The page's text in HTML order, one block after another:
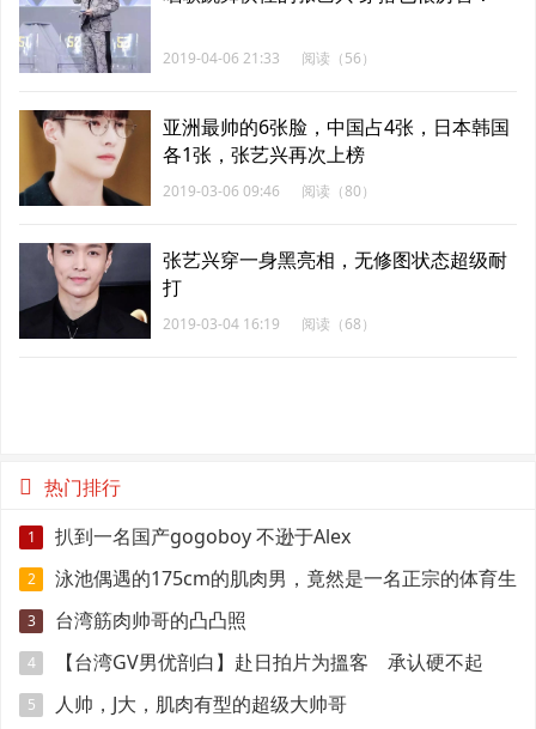
2019-04-06 21:33 阅读（56）
亚洲最帅的6张脸，中国占4张，日本韩国
各1张，张艺兴再次上榜
2019-03-06 09:46 阅读（80）
张艺兴穿一身黑亮相，无修图状态超级耐
打
2019-03-04 16:19 阅读（68）
热门排行
1 扒到一名国产gogoboy 不逊于Alex
2 泳池偶遇的175cm的肌肉男，竟然是一名正宗的体育生
3 台湾筋肉帅哥的凸凸照
4
【台湾GV男优剖白】赴日拍片为搵客 承认硬不起
来：但我还有性欲
5 人帅，J大，肌肉有型的超级大帅哥